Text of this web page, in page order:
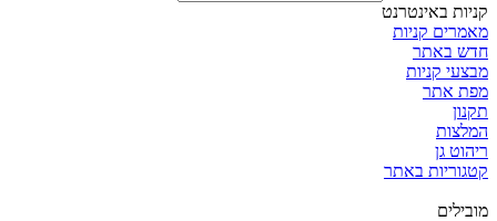
קניות באינטרנט
מאמרים קניות
חדש באתר
מבצעי קניות
מפת אתר
תקנון
המלצות
ריהוט גן
קטגוריות באתר
מובילים